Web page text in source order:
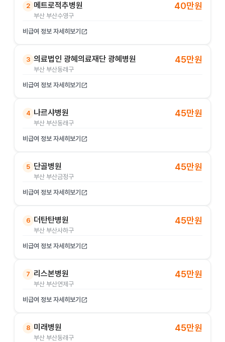
2 메트로적추병원
부산 부산수영구
40만원
비급여 정보 자세히보기 open_in_new
3 의료법인 광혜의료재단 광혜병원
부산 부산동래구
45만원
비급여 정보 자세히보기 open_in_new
4 나르샤병원
부산 부산동래구
45만원
비급여 정보 자세히보기 open_in_new
5 단골병원
부산 부산금정구
45만원
비급여 정보 자세히보기 open_in_new
6 더탄탄병원
부산 부산사하구
45만원
비급여 정보 자세히보기 open_in_new
7 리스본병원
부산 부산연제구
45만원
비급여 정보 자세히보기 open_in_new
8 미래병원
부산 부산동래구
45만원